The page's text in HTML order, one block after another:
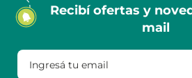
Recibí ofertas y
mail